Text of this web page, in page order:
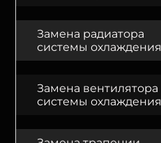
Замена радиатора
системы охлаждения
Замена вентилятора
системы охлаждения